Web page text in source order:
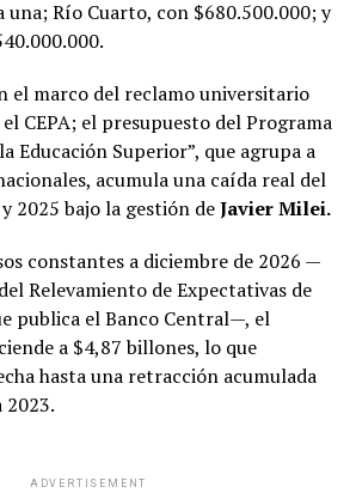
una; Río Cuarto, con $680.500.000; y
el marco del reclamo universitario
CEPA; el presupuesto del Programa
Educación Superior”, que agrupa a
acumula una caída real del
2025 bajo la gestión deJavier Milei.
constantes a diciembre de 2026 —
Relevamiento de Expectativas de
publica el Banco Central—, el
a $4,87 billones, lo que
hasta una retracción acumulada
2023.
ADVERTISEMENT